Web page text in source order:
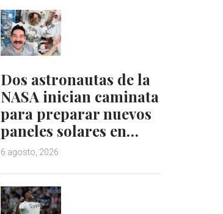
Dos astronautas de la
NASA inician caminata
para preparar nuevos
paneles solares en…
6 agosto, 2026